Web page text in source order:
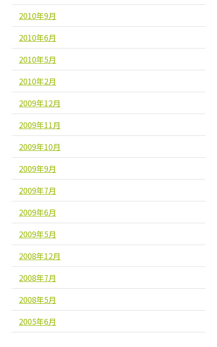
2010年9月
2010年6月
2010年5月
2010年2月
2009年12月
2009年11月
2009年10月
2009年9月
2009年7月
2009年6月
2009年5月
2008年12月
2008年7月
2008年5月
2005年6月